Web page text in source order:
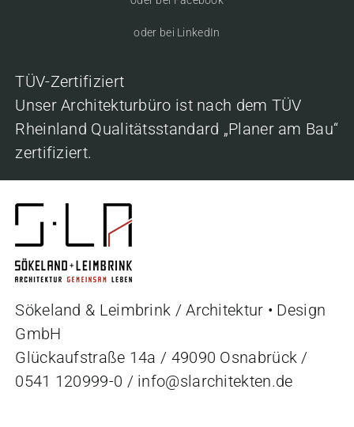
oder bei LinkedIn
TÜV-Zertifiziert
Unser Architekturbüro ist nach dem TÜV
Rheinland Qualitätsstandard „Planer am Bau“
zertifiziert.
Sökeland & Leimbrink / Architektur • Design
GmbH
Glückaufstraße 14a / 49090 Osnabrück /
0541 120999-0 / info@slarchitekten.de